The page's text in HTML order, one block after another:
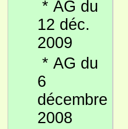
* AG du
12 déc.
2009
* AG du
6
décembre
2008